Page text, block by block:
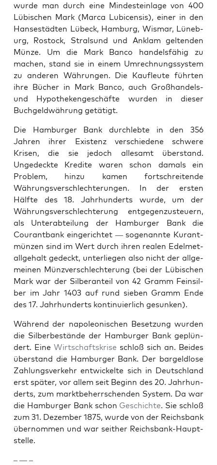
wurde man durch eine Min­destein­lage von 400
Lübis­chen Mark (Mar­ca Lubi­cen­sis), ein­er in den
Hans­es­tädten Lübeck, Ham­burg, Wis­mar, Lüneb­
urg, Ros­tock, Stral­sund und Anklam gel­tenden
Münze. Um die Mark Ban­co han­dels­fähig zu
machen, stand sie in einem Umrech­nungssys­tem
zu anderen Währun­gen. Die Kau­fleute führten
ihre Büch­er in Mark Ban­co, auch Großhan­dels-
und Hypothekengeschäfte wur­den in dieser
Buchgeld­währung getätigt.
Die Ham­burg­er Bank durch­lebte in den 356
Jahren ihrer Exis­tenz ver­schiedene schwere
Krisen, die sie jedoch alle­samt über­stand.
Ungedeck­te Kred­ite waren schon damals ein
Prob­lem, hinzu kamen fortschre­i­t­ende
Währungsver­schlechterun­gen. In der ersten
Hälfte des 18. Jahrhun­derts wurde, um der
Währungsver­schlechterung ent­ge­gen­zus­teuern,
als Unter­abteilung der Ham­burg­er Bank die
Courant­bank ein­gerichtet — soge­nan­nte Kurant­
münzen sind im Wert durch ihren realen Edel­met­
all­ge­halt gedeckt, unter­liegen also nicht der all­ge­
meinen Münzver­schlechterung (bei der Lübis­chen
Mark war der Sil­ber­an­teil von 42 Gramm Fein­sil­
ber im Jahr 1403 auf rund sieben Gramm Ende
des 17. Jahrhun­derts kon­tinuier­lich gesunken).
Während der napoleonis­chen Beset­zung wur­den
die Sil­berbestände der Ham­burg­er Bank geplün­
dert. Eine Wirtschaft­skrise schloß sich an. Bei­des
über­stand die Ham­burg­er Bank. Der bargeld­lose
Zahlungsverkehr entwick­elte sich in Deutsch­land
erst später, vor allem seit Beginn des 20. Jahrhun­
derts, zum mark­t­be­herrschen­den Sys­tem. Da war
die Ham­burg­er Bank schon Geschichte. Sie schloß
zum 31. Dezem­ber 1875, wurde von der Reichs­bank
über­nom­men und war sei­ther Reichs­bank-Haupt­
stelle.
– — –